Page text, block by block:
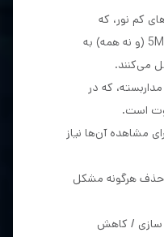
کم نور، که
بسیاری از دوربین‌های 4K و 5MP (و نه همه) به
می‌کنند.
، که در
است.
مشاهده آن‌ها نیاز
هرگونه مشکل
سازی / کاهش